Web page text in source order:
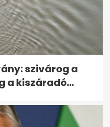
figyeli
Kern András
szivárog a
a kiszáradó...